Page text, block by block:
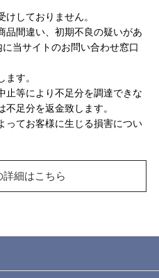
しておりません。
品間違い、初期不良の疑いがあ
当サイトのお問い合わせ窓口
す。
止等により不足分を調達できな
足分を返金致します。
ってお客様に生じる損害につい
細はこちら